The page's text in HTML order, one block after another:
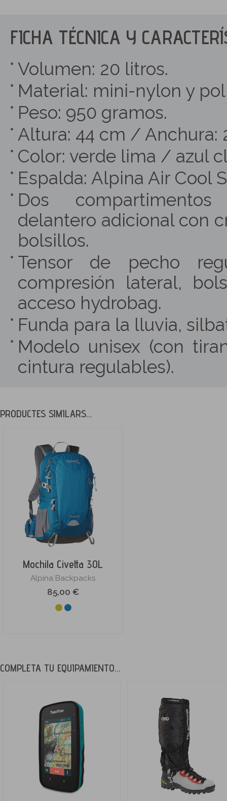
FICHA TÉCNICA Y
Volumen: 20 litros.
Material: mini-nylon y
Peso: 950 gramos.
Altura: 44 cm / Anchura:
Color: verde lima / azul
Espalda: Alpina Air Cool
Dos
delantero adicional con
bolsillos.
Tensor de pecho
compresión lateral,
acceso hydrobag.
Funda para la lluvia,
Modelo unisex (con
cintura regulables).
PRODUCTES SIMILARS...
Mochila Civetta 30L
Alpina Backpacks
85,00 €
COMPLETA TU EQUIPAMIENTO...